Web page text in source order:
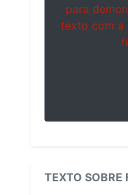
para
texto com a
TEXTO